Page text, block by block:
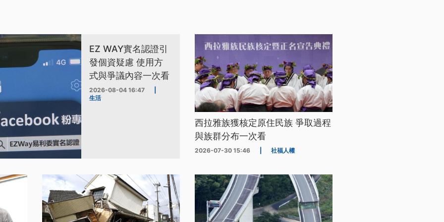
EZ WAY實名認證引
發個資疑慮 使用方
式與爭議內容一次看
2026-08-04 16:47
生活
西拉雅族獲核定原住民族 爭取過程
與族群分布一次看
2026-07-30 15:46 社福人權